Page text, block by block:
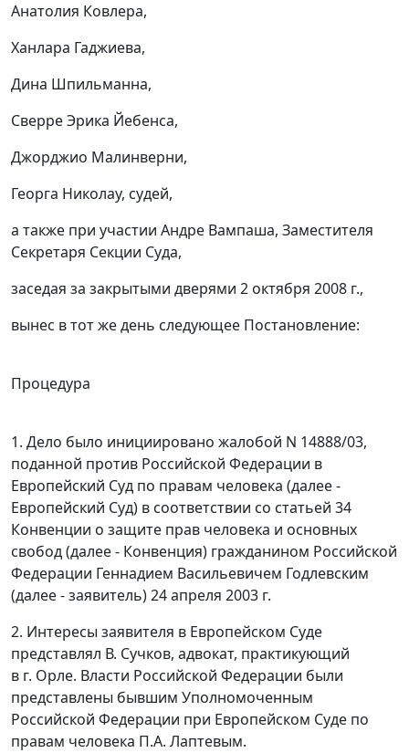
Анатолия Ковлера,
Ханлара Гаджиева,
Дина Шпильманна,
Сверре Эрика Йебенса,
Джорджио Малинверни,
Георга Николау, судей,
а также при участии Андре Вампаша, Заместителя
Секретаря Секции Суда,
заседая за закрытыми дверями 2 октября 2008 г.,
вынес в тот же день следующее Постановление:
Процедура
1. Дело было инициировано жалобой N 14888/03,
поданной против Российской Федерации в
Европейский Суд по правам человека (далее -
Европейский Суд) в соответствии со статьей 34
Конвенции о защите прав человека и основных
свобод (далее - Конвенция) гражданином Российской
Федерации Геннадием Васильевичем Годлевским
(далее - заявитель) 24 апреля 2003 г.
2. Интересы заявителя в Европейском Суде
представлял В. Сучков, адвокат, практикующий
в г. Орле. Власти Российской Федерации были
представлены бывшим Уполномоченным
Российской Федерации при Европейском Суде по
правам человека П.А. Лаптевым.